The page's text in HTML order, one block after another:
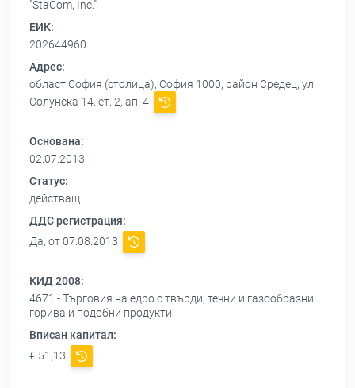
"StaCom, Inc."
ЕИК:
202644960
Адрес:
област София (столица), София 1000, район Средец, ул.
Солунска 14, ет. 2, ап. 4
Основана:
02.07.2013
Статус:
действащ
ДДС регистрация:
Да, от 07.08.2013
КИД 2008:
4671 - Търговия на едро с твърди, течни и газообразни
горива и подобни продукти
Вписан капитал:
€ 51,13